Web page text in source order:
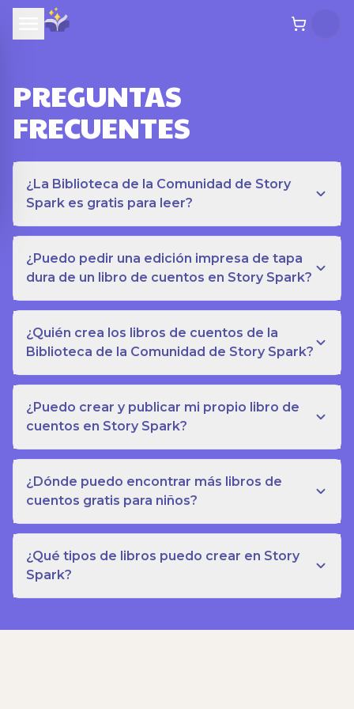
PREGUNTAS
FRECUENTES
¿La Biblioteca de la Comunidad de Story
Spark es gratis para leer?
¿Puedo pedir una edición impresa de tapa
dura de un libro de cuentos en Story Spark?
¿Quién crea los libros de cuentos de la
Biblioteca de la Comunidad de Story Spark?
¿Puedo crear y publicar mi propio libro de
cuentos en Story Spark?
¿Dónde puedo encontrar más libros de
cuentos gratis para niños?
¿Qué tipos de libros puedo crear en Story
Spark?